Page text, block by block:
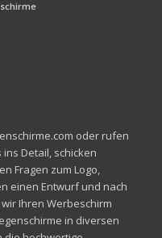
oder rufen
Detail, schicken
Fragen zum Logo,
einen Entwurf und nach
Ihren Werbeschirm
in diversen